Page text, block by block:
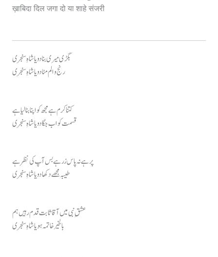
ख़ाबिदा दिल जगा दो या शाहे संजरी
بگڑی میری بنا دو یا شاہِ سنجری
رنج و الم مٹا دو یا شاہِ سنجری
کتنا کرم ہے مجھ کو اپنا بنا لیا ہے
قسمت کو اب جگا دو یا شاہِ سنجری
پر ہے نہ پاس زر ہے بس آپ کی نظر ہے
طیبہ مجھے دکھا دو یا شاہِ سنجری
عشقِ نبی میں آقا ثابت قدم رہیں ہم
بالخیر خاتمہ ہو یا شاہِ سنجری